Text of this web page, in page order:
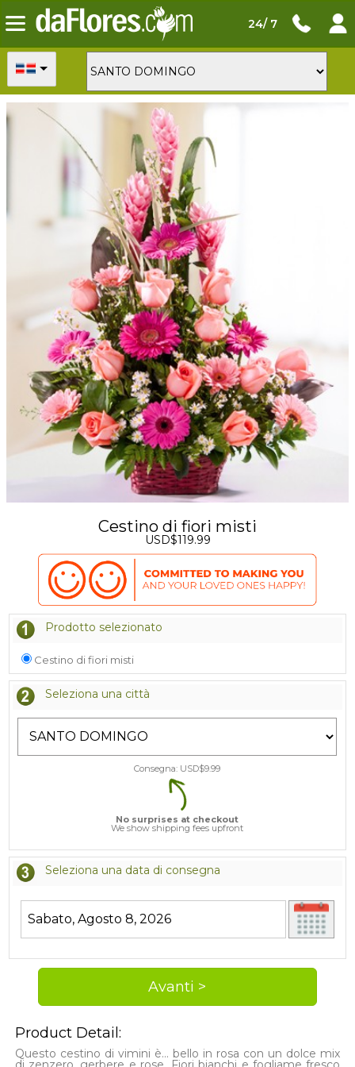
24/ 7
Cestino di fiori misti
USD$119.99
Prodotto selezionato
Cestino di fiori misti
Seleziona una città
Consegna: USD$9.99
No surprises at checkout
We show shipping fees upfront
Seleziona una data di consegna
Product Detail:
Questo cestino di vimini è… bello in rosa con un dolce mix